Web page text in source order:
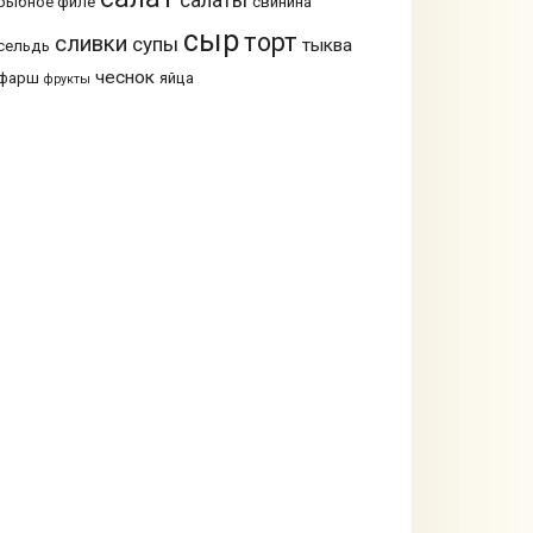
сливки супы сырторт тыква
фрукты чеснок яйца